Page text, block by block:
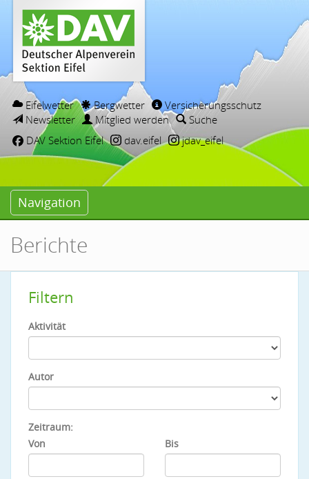
Eifelwetter Bergwetter
Versicherungsschutz
Newsletter
Mitglied werden
Suche
DAV Sektion Eifel
dav.eifel jdav_eifel
Navigation
Berichte
Filtern
Aktivität
Autor
Zeitraum:
Von
Bis